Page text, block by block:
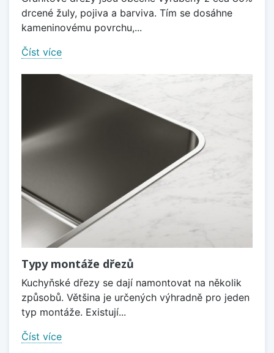
drcené žuly, pojiva a barviva. Tím se dosáhne
kameninovému povrchu,...
Číst více
Typy montáže dřezů
Kuchyňské dřezy se dají namontovat na několik
způsobů. Většina je určených výhradně pro jeden
typ montáže. Existují...
Číst více